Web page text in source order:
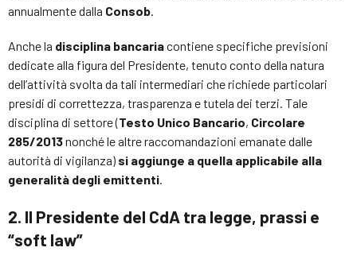
annualmente dalla Consob.
Anche la disciplina bancariacontiene specifiche previsioni
dedicate alla figura del Presidente, tenuto conto della natura
dell’attività svolta da tali intermediari che richiede particolari
presidi di correttezza, trasparenza e tutela dei terzi. Tale
disciplina di settore (Testo Unico Bancario, Circolare
285/2013nonché le altre raccomandazioni emanate dalle
autorità di vigilanza) si aggiunge a quella applicabile alla
generalità degli emittenti.
2. Il Presidente del CdA tra legge, prassi e
“soft law”